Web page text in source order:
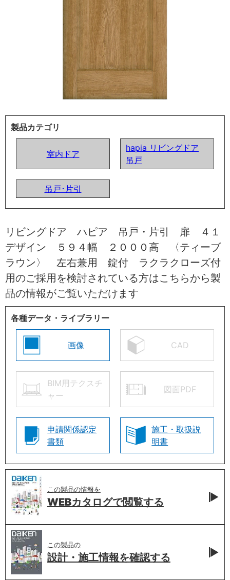
製品カテゴリ
室内ドア
hapia リビングドア
吊戸
吊戸･片引
リビングドア ハピア 吊戸・片引 扉 ４１
デザイン ５９４幅 ２０００高 〈ティーブ
ラウン〉 左右兼用 錠付 ラクラクローズ付
用のご採用を検討されている方はこちらから製
品の情報がご覧いただけます
各種データ・ライブラリー
画像 CAD
BIM用テクスチ
ャー
図面PDF
申請関係認定
書類
施工・取扱説
明書
この製品の情報を
WEBカタログで閲覧する
この製品の
設計・施工情報を確認する